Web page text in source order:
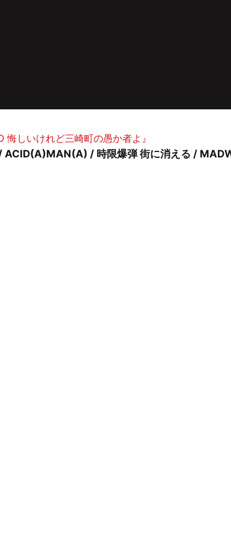
悔しいけれど三崎町の愚か者よ』
ACID(A)MAN(A) / 時限爆弾 街に消える /